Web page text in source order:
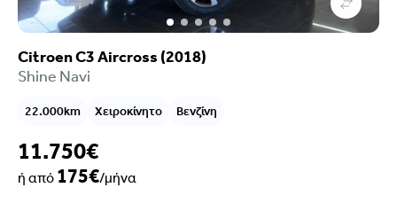
Citroen C3 Aircross (2018)
Shine Navi
22.000km Χειροκίνητο Βενζίνη
11.750€
ή από 175€/μήνα